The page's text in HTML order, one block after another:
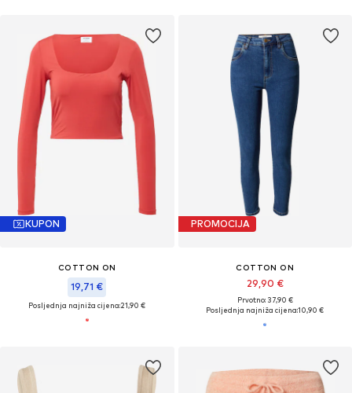
KUPON
COTTON ON
19,71 €
Posljednja najniža cijena:21,90 €
PROMOCIJA
COTTON ON
29,90 €
Prvotno: 37,90 €
Posljednja najniža cijena:10,90 €